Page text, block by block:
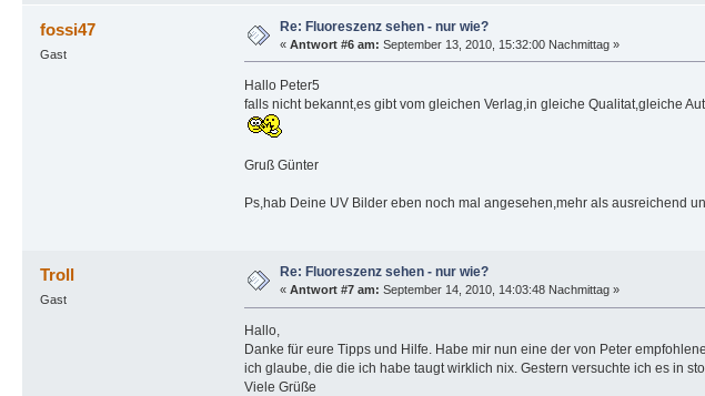
fossi47
Gast
Re: Fluoreszenz sehen - nur wie?
« Antwort #6 am: September 13, 2010, 15:32:00 Nachmittag »
Hallo Peter5
falls nicht bekannt,es gibt vom gleichen Verlag,in gleiche Qualitat,gleiche
Gruß Günter
Ps,hab Deine UV Bilder eben noch mal angesehen,mehr als ausreichend
Troll
Gast
Re: Fluoreszenz sehen - nur wie?
« Antwort #7 am: September 14, 2010, 14:03:48 Nachmittag »
Hallo,
Danke für eure Tipps und Hilfe. Habe mir nun eine der von Peter
ich glaube, die die ich habe taugt wirklich nix. Gestern versuchte ich es in
Viele Grüße